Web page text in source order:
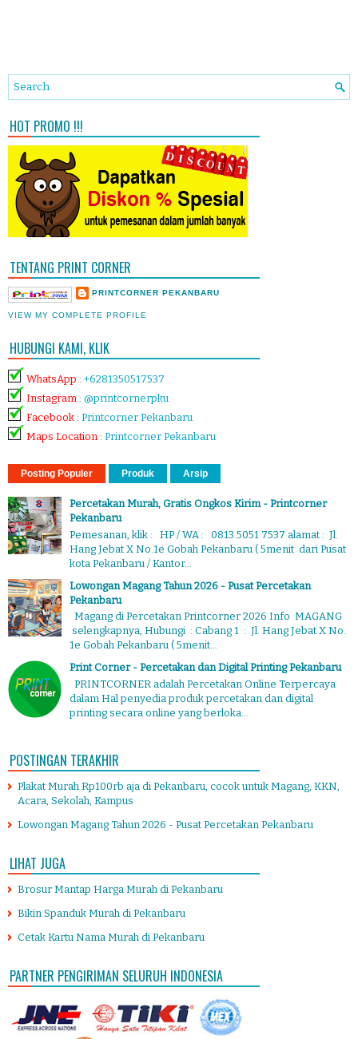
HOT PROMO !!!
TENTANG PRINT CORNER
PRINTCORNER PEKANBARU
VIEW MY COMPLETE PROFILE
HUBUNGI KAMI, KLIK
WhatsApp : +6281350517537
Instagram : @printcornerpku
Facebook : Printcorner Pekanbaru
Maps Location : Printcorner Pekanbaru
Posting Populer Produk Arsip
Percetakan Murah, Gratis Ongkos Kirim - Printcorner
Pekanbaru
Pemesanan, klik : HP / WA : 0813 5051 7537 alamat : Jl.
Hang Jebat X No.1e Gobah Pekanbaru ( 5menit dari Pusat
kota Pekanbaru / Kantor...
Lowongan Magang Tahun 2026 - Pusat Percetakan
Pekanbaru
Magang di Percetakan Printcorner 2026 Info MAGANG
selengkapnya, Hubungi : Cabang 1 : Jl. Hang Jebat X No.
1e Gobah Pekanbaru ( 5menit...
Print Corner - Percetakan dan Digital Printing Pekanbaru
PRINTCORNER adalah Percetakan Online Terpercaya
dalam Hal penyedia produk percetakan dan digital
printing secara online yang berloka...
POSTINGAN TERAKHIR
Plakat Murah Rp100rb aja di Pekanbaru, cocok untuk Magang, KKN,
Acara, Sekolah, Kampus
Lowongan Magang Tahun 2026 - Pusat Percetakan Pekanbaru
LIHAT JUGA
Brosur Mantap Harga Murah di Pekanbaru
Bikin Spanduk Murah di Pekanbaru
Cetak Kartu Nama Murah di Pekanbaru
PARTNER PENGIRIMAN SELURUH INDONESIA